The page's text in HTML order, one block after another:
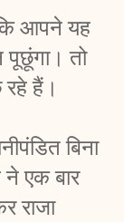
आपने यह
तो
हैं।
बिना
एक बार
राजा